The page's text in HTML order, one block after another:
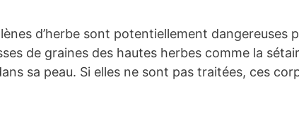
d’herbe sont potentiellement dangereuses
de graines des hautes herbes comme la
sa peau. Si elles ne sont pas traitées, ces